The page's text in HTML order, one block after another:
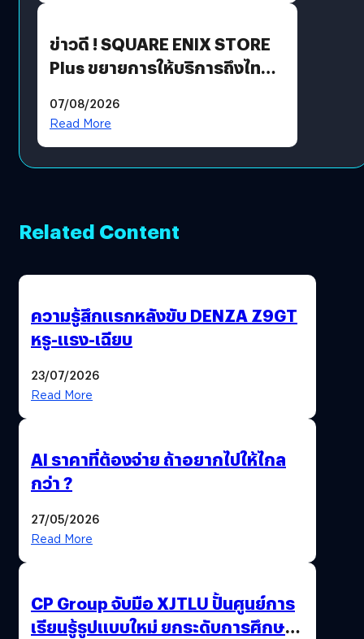
ข่าวดี ! SQUARE ENIX STORE
Plus ขยายการให้บริการถึงไทย
โดยตรง
07/08/2026
Read More
Related Content
ความรู้สึกแรกหลังขับ DENZA Z9GT
หรู-แรง-เฉียบ
23/07/2026
Read More
AI ราคาที่ต้องจ่าย ถ้าอยากไปให้ไกล
กว่า ?
27/05/2026
Read More
CP Group จับมือ XJTLU ปั้นศูนย์การ
เรียนรู้รูปแบบใหม่ ยกระดับการศึกษา